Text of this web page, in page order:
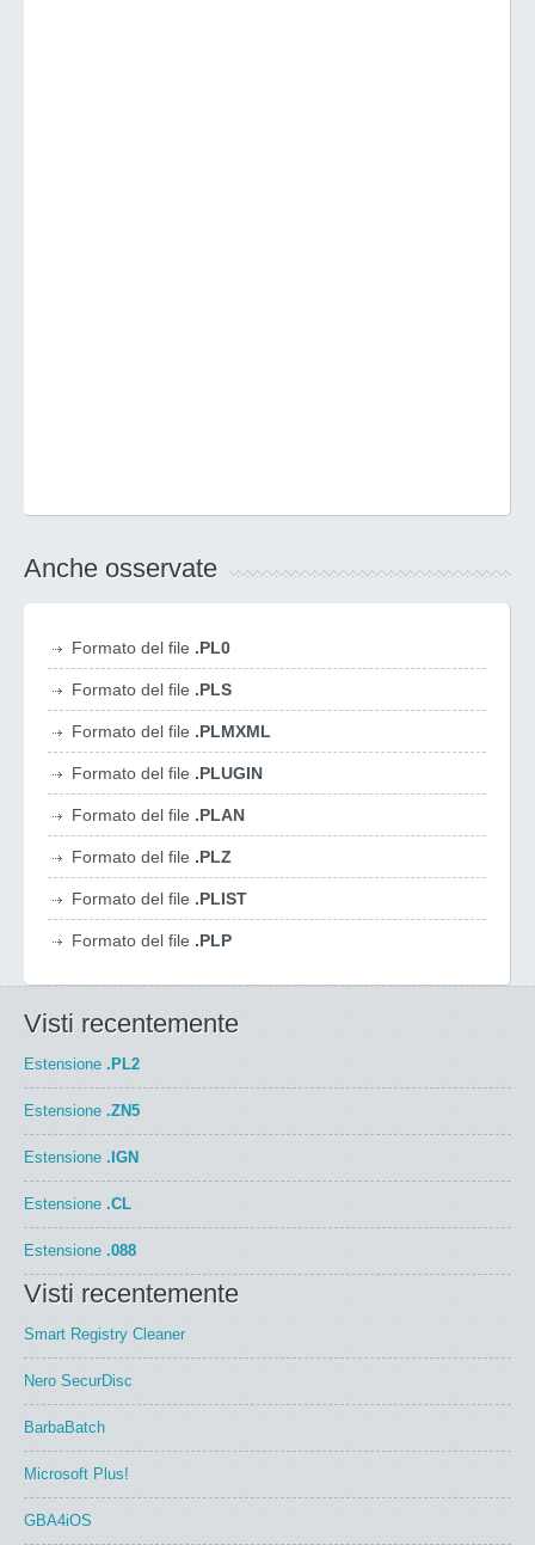
Anche osservate
Formato del file .PL0
Formato del file .PLS
Formato del file .PLMXML
Formato del file .PLUGIN
Formato del file .PLAN
Formato del file .PLZ
Formato del file .PLIST
Formato del file .PLP
Visti recentemente
Estensione .PL2
Estensione .ZN5
Estensione .IGN
Estensione .CL
Estensione .088
Visti recentemente
Smart Registry Cleaner
Nero SecurDisc
BarbaBatch
Microsoft Plus!
GBA4iOS